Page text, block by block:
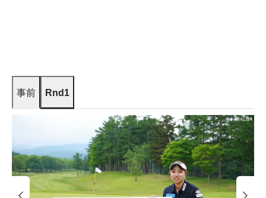
事前 Rnd1